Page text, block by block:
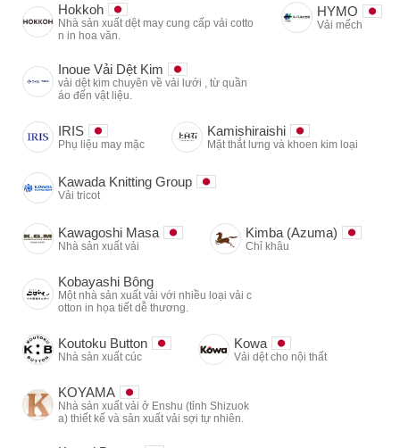
Hokkoh
Nhà sản xuất dệt may cung cấp vải cotto
n in hoa văn.
HYMO
Vải mếch
Inoue Vải Dệt Kim
vải dệt kim chuyên về vải lưới , từ quần
áo đến vật liệu.
IRIS
Phụ liệu may mặc
Kamishiraishi
Mặt thắt lưng và khoen kim loại
Kawada Knitting Group
Vải tricot
Kawagoshi Masa
Nhà sản xuất vải
Kimba (Azuma)
Chỉ khâu
Kobayashi Bông
Một nhà sản xuất vải với nhiều loại vải c
otton in họa tiết dễ thương.
Koutoku Button
Nhà sản xuất cúc
Kowa
Vải dệt cho nội thất
KOYAMA
Nhà sản xuất vải ở Enshu (tỉnh Shizuok
a) thiết kế và sản xuất vải sợi tự nhiên.